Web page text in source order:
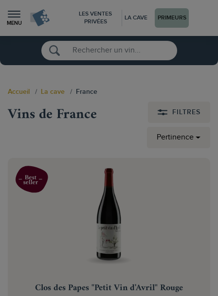
MENU
LES VENTES
PRIVÉES
LA CAVE PRIMEURS
Accueil La cave France
FILTRES
Vins de France
Pertinence
Clos des Papes "Petit Vin d'Avril" Rouge